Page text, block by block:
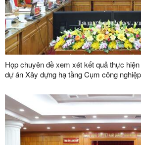
Họp chuyên đề xem xét kết quả thực
dự án Xây dựng hạ tầng Cụm công
phục vụ giải phóng mặt bằng dự án Khu
Sơn